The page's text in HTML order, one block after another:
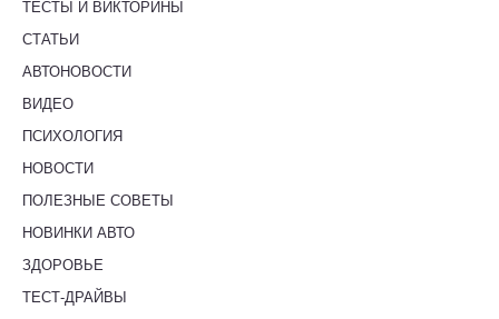
ТЕСТЫ И ВИКТОРИНЫ
СТАТЬИ
АВТОНОВОСТИ
ВИДЕО
ПСИХОЛОГИЯ
НОВОСТИ
ПОЛЕЗНЫЕ СОВЕТЫ
НОВИНКИ АВТО
ЗДОРОВЬЕ
ТЕСТ-ДРАЙВЫ